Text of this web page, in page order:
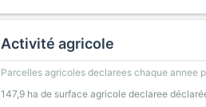
Activité agricole
Parcelles agricoles declarees chaque annee
147,9 ha de surface agricole declaree